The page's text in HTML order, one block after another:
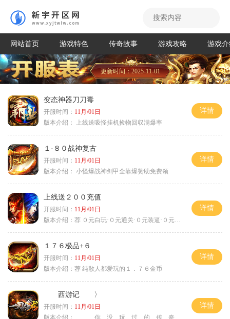
网站首页 游戏特色 传奇故事 游戏攻略 游戏
更新时间：2025-11-01
变态神器刀刀毒
开服时间： 11月/01日
版本介绍：
上线送吸怪挂机捡物回収满爆率
详情
１·８０战神复古
开服时间： 11月/01日
版本介绍： 小怪爆战神剑甲全靠爆赞助免费领
详情
上线送２００充值
开服时间： 11月/01日
版本介绍： 荐 ０元白玩·０元通关·０元装逼·０元满赞
详情
１７６极品+６
开服时间： 11月/01日
版本介绍： 荐 纯散人都爱玩的１．７６金币
详情
西游记 〉
开服时间： 11月/01日
版本介绍：
你 没 玩 过 的 传 奇 〉
详情